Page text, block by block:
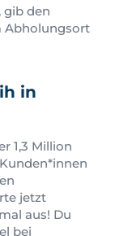
gib den
Abholungsort
in
1,3 Million
jetzt
aus! Du
bei